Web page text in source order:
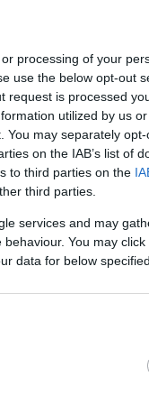
processing of your
use the below opt-out
request is processed
utilized by us
You may separately
on the IAB’s list of
to third parties on the
third parties.
services and may
You may
data for below
Ρετζέπ
την
σύζυγο του
Στα
του